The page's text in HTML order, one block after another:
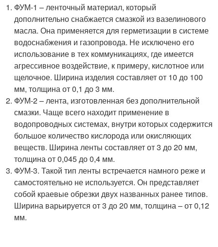
ФУМ-1 – ленточный материал, который
дополнительно снабжается смазкой из вазелинового
масла. Она применяется для герметизации в системе
водоснабжения и газопровода. Не исключено его
использование в тех коммуникациях, где имеется
агрессивное воздействие, к примеру, кислотное или
щелочное. Ширина изделия составляет от 10 до 100
мм, толщина от 0,1 до 3 мм.
ФУМ-2 – лента, изготовленная без дополнительной
смазки. Чаще всего находит применение в
водопроводных системах, внутри которых содержится
большое количество кислорода или окисляющих
веществ. Ширина ленты составляет от 3 до 20 мм,
толщина от 0,045 до 0,4 мм.
ФУМ-3. Такой тип ленты встречается намного реже и
самостоятельно не используется. Он представляет
собой краевые обрезки двух названных ранее типов.
Ширина варьируется от 3 до 20 мм, толщина – от 0,12
мм.